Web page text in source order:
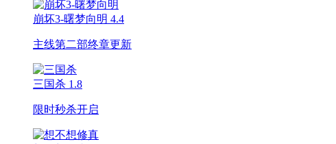
崩坏3-曙梦向明 4.4
主线第二部终章更新
三国杀 1.8
限时秒杀开启